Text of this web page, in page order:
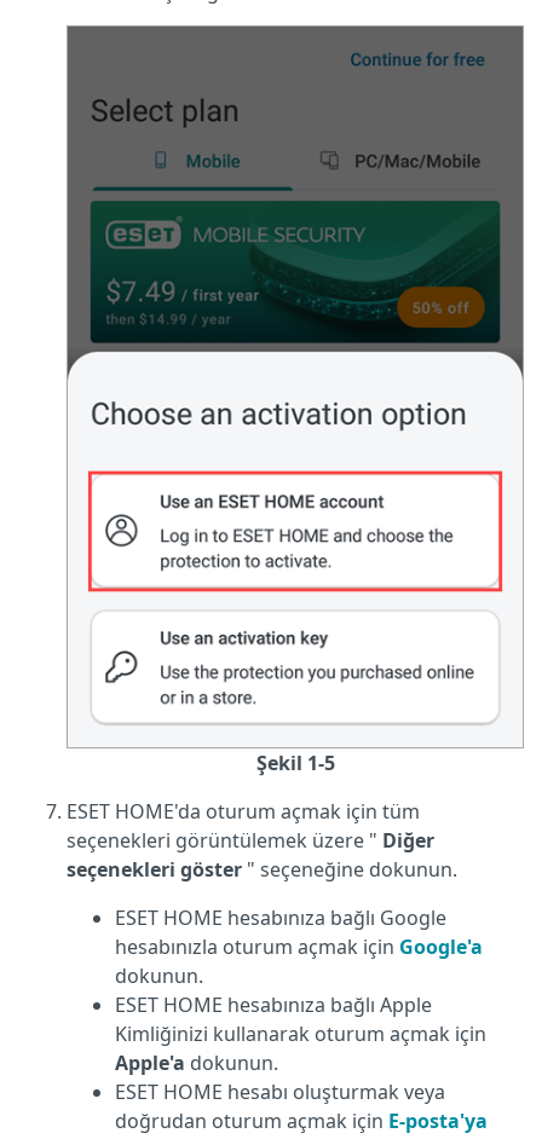
Şekil 1-5
ESET HOME'da oturum açmak için tüm
seçenekleri görüntülemek üzere " Diğer
seçenekleri göster " seçeneğine dokunun.
ESET HOME hesabınıza bağlı Google
hesabınızla oturum açmak için Google'a
dokunun.
ESET HOME hesabınıza bağlı Apple
Kimliğinizi kullanarak oturum açmak için
Apple'a dokunun.
ESET HOME hesabı oluşturmak veya
doğrudan oturum açmak için E-posta'ya